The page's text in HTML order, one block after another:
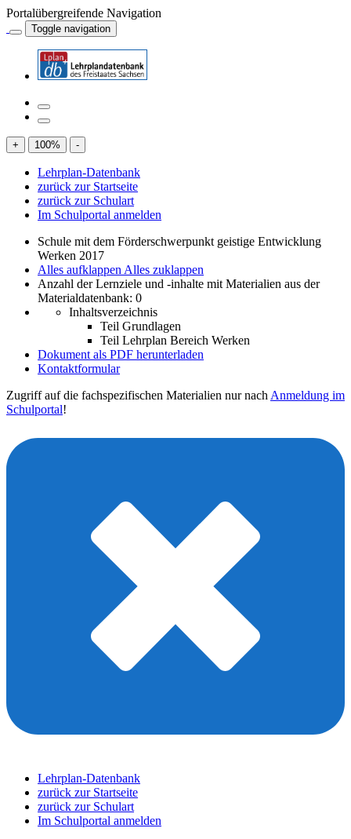
Portalübergreifende Navigation
Toggle navigation
+ 100% -
Lehrplan-Datenbank
zurück zur Startseite
zurück zur Schulart
Im Schulportal anmelden
Schule mit dem Förderschwerpunkt geistige Entwicklung
Werken 2017
Alles aufklappen Alles zuklappen
Anzahl der Lernziele und -inhalte mit Materialien aus der
Materialdatenbank: 0
Inhaltsverzeichnis
Teil Grundlagen
Teil Lehrplan Bereich Werken
Dokument als PDF herunterladen
Kontaktformular
Zugriff auf die fachspezifischen Materialien nur nach Anmeldung im
Schulportal!
Lehrplan-Datenbank
zurück zur Startseite
zurück zur Schulart
Im Schulportal anmelden